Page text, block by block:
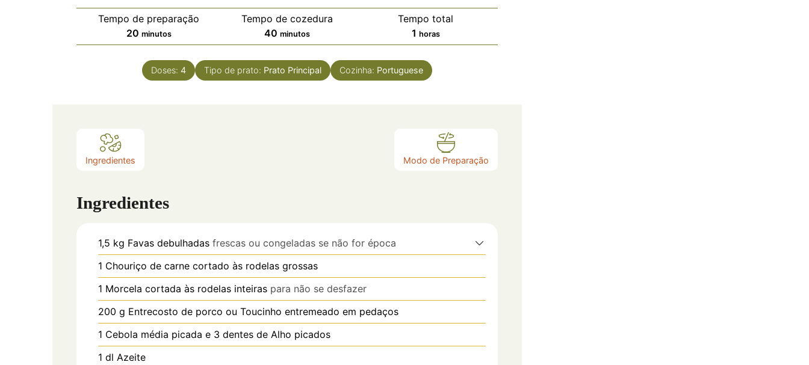
Tempo de preparação
20 minutos
Tempo de cozedura
40 minutos
Tempo total
1 horas
Doses: 4 Tipo de prato: Prato Principal Cozinha: Portuguese
Ingredientes Modo de Preparação
Ingredientes
1,5 kg Favas debulhadas frescas ou congeladas se não for época
1 Chouriço de carne cortado às rodelas grossas
1 Morcela cortada às rodelas inteiras para não se desfazer
200 g Entrecosto de porco ou Toucinho entremeado em pedaços
1 Cebola média picada e 3 dentes de Alho picados
1 dl Azeite